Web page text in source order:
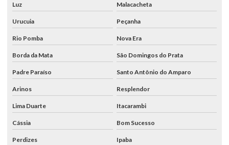
Luz Malacacheta
Urucuia Peçanha
Rio Pomba Nova Era
Borda da Mata São Domingos do Prata
Padre Paraíso Santo Antônio do Amparo
Arinos Resplendor
Lima Duarte Itacarambi
Cássia Bom Sucesso
Perdizes Ipaba